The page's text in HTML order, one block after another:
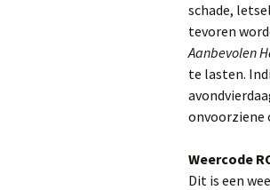
schade,
tevoren
Aanbevolen
te lasten.
onvoorziene
Weercode
Dit is een